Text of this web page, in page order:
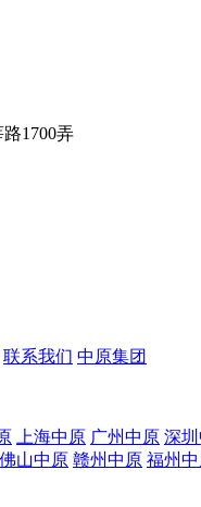
1700弄
联系我们 中原集团
上海中原 广州中原 深
佛山中原 赣州中原 福州